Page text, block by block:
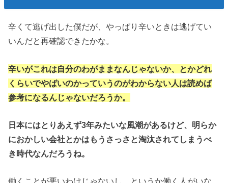
辛くて逃げ出した僕だが、やっぱり辛いときは逃げてい
いんだと再確認できたかな。
辛いがこれは自分のわがままなんじゃないか、とかどれ
くらいでやばいのかっていうのがわからない人は読めば
参考になるんじゃないだろうか。
日本にはとりあえず3年みたいな風潮があるけど、明らか
におかしい会社とかはもうさっさと淘汰されてしまうべ
き時代なんだろうね。